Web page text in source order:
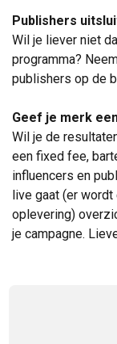
Publishers
Wil je liever niet
programma?
publishers op de
Geef je merk
Wil je de
een fixed fee,
influencers en
live gaat (er
oplevering)
je campagne.